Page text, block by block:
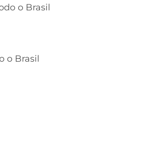
o Brasil
o Brasil